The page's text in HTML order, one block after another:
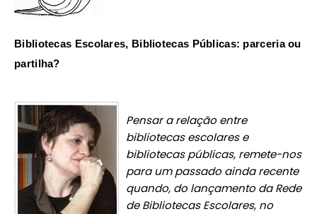
Bibliotecas Escolares, Bibliotecas Públicas: parceria ou
partilha?
Pensar a relaçãoentre
bibliotecas escolares e
bibliotecas públicas, remete-nos
para um passado ainda recente
quando, do lançamento da Rede
de Bibliotecas Escolares, no